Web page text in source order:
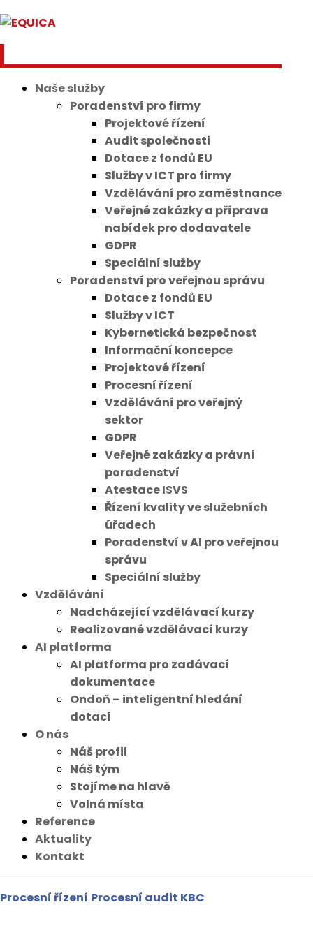
Naše služby
Poradenství pro firmy
Projektové řízení
Audit společnosti
Dotace z fondů EU
Služby v ICT pro firmy
Vzdělávání pro zaměstnance
Veřejné zakázky a příprava
nabídek pro dodavatele
GDPR
Speciální služby
Poradenství pro veřejnou správu
Dotace z fondů EU
Služby v ICT
Kybernetická bezpečnost
Informační koncepce
Projektové řízení
Procesní řízení
Vzdělávání pro veřejný
sektor
GDPR
Veřejné zakázky a právní
poradenství
Atestace ISVS
Řízení kvality ve služebních
úřadech
Poradenství v AI pro veřejnou
správu
Speciální služby
Vzdělávání
Nadcházející vzdělávací kurzy
Realizované vzdělávací kurzy
AI platforma
AI platforma pro zadávací
dokumentace
Ondoň – inteligentní hledání
dotací
O nás
Náš profil
Náš tým
Stojíme na hlavě
Volná místa
Reference
Aktuality
Kontakt
Procesní řízení Procesní audit KBC